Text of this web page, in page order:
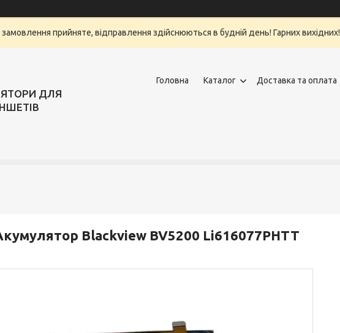
прийняте, відправлення здійснюються в будній день! Гарних вихідних!
ДЛЯ
Головна Каталог Доставка та оплата
Blackview BV5200 Li616077PHTT